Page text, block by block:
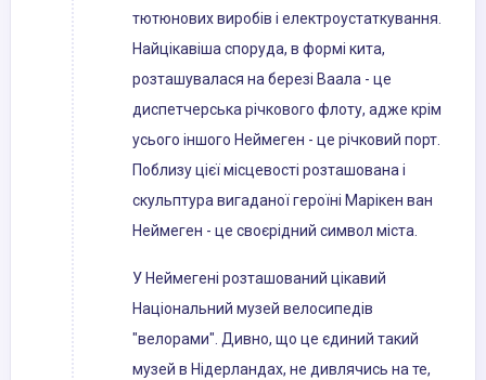
тютюнових виробів і електроустаткування.
Найцікавіша споруда, в формі кита,
розташувалася на березі Ваала - це
диспетчерська річкового флоту, адже крім
усього іншого Неймеген - це річковий порт.
Поблизу цієї місцевості розташована і
скульптура вигаданої героїні Марікен ван
Неймеген - це своєрідний символ міста.
У Неймегені розташований цікавий
Національний музей велосипедів
"велорами". Дивно, що це єдиний такий
музей в Нідерландах, не дивлячись на те,